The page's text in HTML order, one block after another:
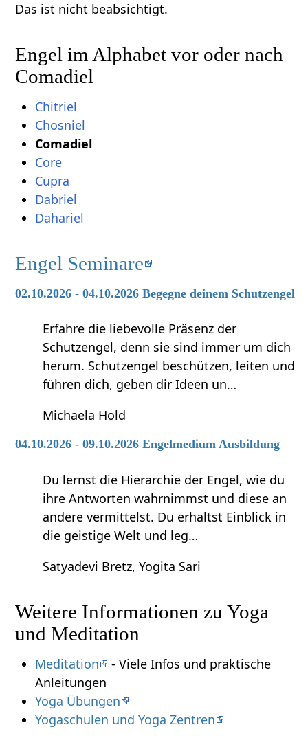
Das ist nicht beabsichtigt.
Engel im Alphabet vor oder nach
Comadiel
Chitriel
Chosniel
Comadiel
Core
Cupra
Dabriel
Dahariel
Engel Seminare
02.10.2026 - 04.10.2026 Begegne deinem Schutzengel
Erfahre die liebevolle Präsenz der
Schutzengel, denn sie sind immer um dich
herum. Schutzengel beschützen, leiten und
führen dich, geben dir Ideen un…
Michaela Hold
04.10.2026 - 09.10.2026 Engelmedium Ausbildung
Du lernst die Hierarchie der Engel, wie du
ihre Antworten wahrnimmst und diese an
andere vermittelst. Du erhältst Einblick in
die geistige Welt und leg…
Satyadevi Bretz, Yogita Sari
Weitere Informationen zu Yoga
und Meditation
Meditation
- Viele Infos und praktische
Anleitungen
Yoga Übungen
Yogaschulen und Yoga Zentren